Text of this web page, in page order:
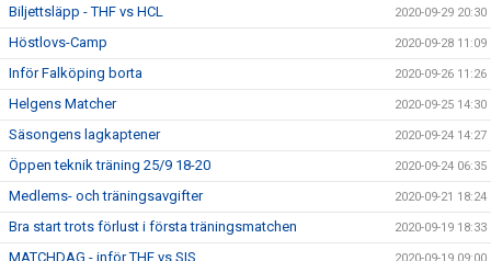
Biljettsläpp - THF vs HCL 2020-09-29 20:30
Höstlovs-Camp 2020-09-28 11:09
Inför Falköping borta 2020-09-26 11:26
Helgens Matcher 2020-09-25 14:30
Säsongens lagkaptener 2020-09-24 14:27
Öppen teknik träning 25/9 18-20 2020-09-24 06:35
Medlems- och träningsavgifter 2020-09-21 18:24
Bra start trots förlust i första träningsmatchen 2020-09-19 18:33
MATCHDAG - inför THF vs SIS